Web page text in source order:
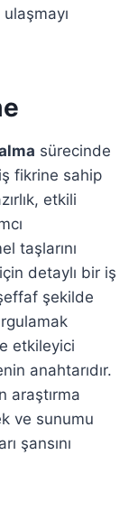
sürecinde
fikrine sahip
etkili
taşlarını
detaylı bir iş
şekilde
etkileyici
anahtarıdır.
araştırma
ve sunumu
şansını